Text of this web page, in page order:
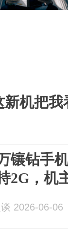
新机把我
镶钻手
2G，机
2026-06-06